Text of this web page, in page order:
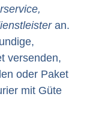
an.
versenden,
oder Paket
mit Güte